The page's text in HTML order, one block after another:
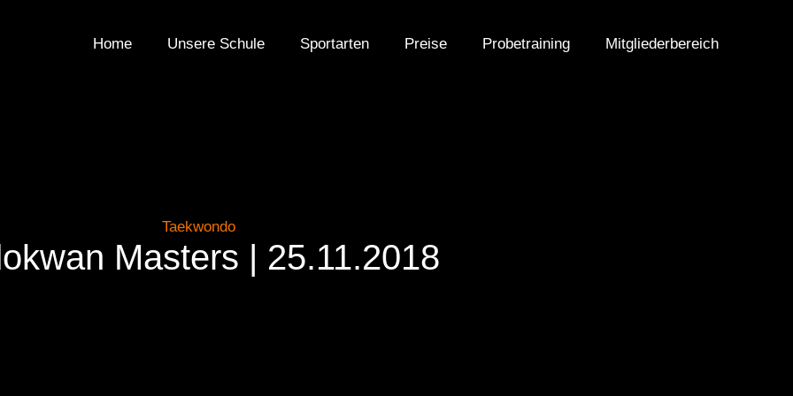
Home Unsere Schule Sportarten Preise Probetraining Mitgliederbereich
Taekwondo
Masters | 25.11.2018